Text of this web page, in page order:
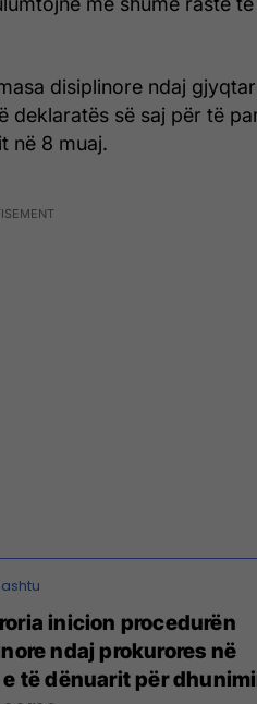
disiplinore ndaj
deklaratës së saj për të
në 8 muaj.
inicion procedurën
ndaj prokurores në
të dënuarit për